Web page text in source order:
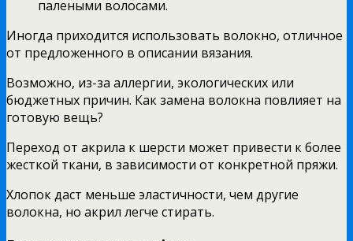
палеными волосами.
Иногда приходится использовать волокно, отличное
от предложенного в описании вязания.
Возможно, из-за аллергии, экологических или
бюджетных причин. Как замена волокна повлияет на
готовую вещь?
Переход от акрила к шерсти может привести к более
жесткой ткани, в зависимости от конкретной пряжи.
Хлопок даст меньше эластичности, чем другие
волокна, но акрил легче стирать.